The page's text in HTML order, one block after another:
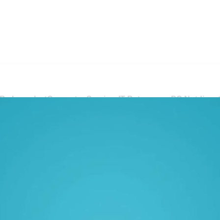
als auch ✓Computer Service, IT Betreuung, PC